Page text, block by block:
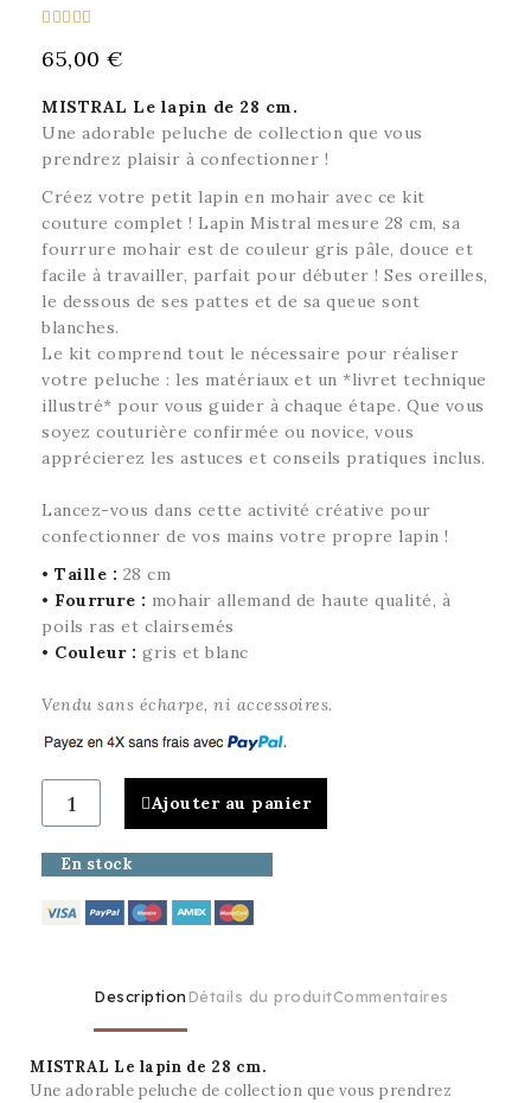
    
65,00 €
MISTRAL Le lapin de 28 cm.
Une adorable peluche de collection que vous
prendrez plaisir à confectionner !
Créez votre petit lapin en mohair avec ce kit
couture complet ! Lapin Mistral mesure 28 cm, sa
fourrure mohair est de couleur gris pâle, douce et
facile à travailler, parfait pour débuter ! Ses oreilles,
le dessous de ses pattes et de sa queue sont
blanches.
Le kit comprend tout le nécessaire pour réaliser
votre peluche : les matériaux et un *livret technique
illustré* pour vous guider à chaque étape. Que vous
soyez couturière confirmée ou novice, vous
apprécierez les astuces et conseils pratiques inclus.
Lancez-vous dans cette activité créative pour
confectionner de vos mains votre propre lapin !
• Taille : 28 cm
• Fourrure : mohair allemand de haute qualité, à
poils ras et clairsemés
• Couleur : gris et blanc
Vendu sans écharpe, ni accessoires.
Ajouter au panier
En stock
DescriptionDétails du produitCommentaires
MISTRAL Le lapin de 28 cm.
Une adorable peluche de collection que vous prendrez